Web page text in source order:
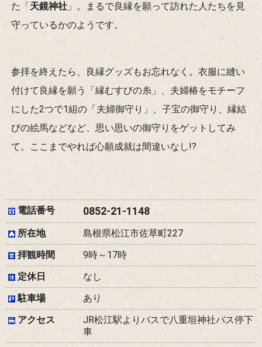
た「 天鏡神社」。まるで良縁を願って訪れた人たちを見
守っているかのようです。
参拝を終えたら、良縁グッズもお忘れなく。衣服に縫い
付けて良縁を願う「縁むすびの糸」、夫婦椿をモチーフ
にした2つで1組の「夫婦御守り」、子宝の御守り、縁結
びの絵馬などなど、思い思いの御守りをゲットしてみ
て。ここまでやれば心願成就は間違いなし!?
電話番号 0852-21-1148
所在地
島根県松江市佐草町227
拝観時間
9時～17時
定休日
なし
駐車場
あり
アクセス
JR松江駅よりバスで八重垣神社バス停下
車